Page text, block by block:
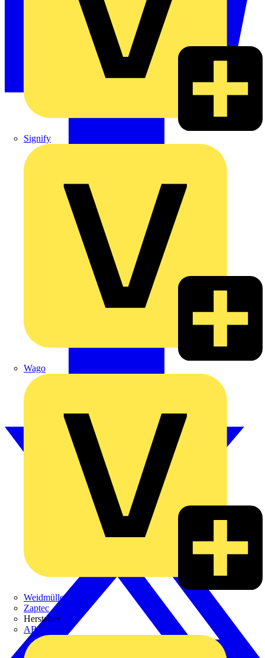
Signify
Wago
Weidmüller
Zaptec
Hersteller
ABB